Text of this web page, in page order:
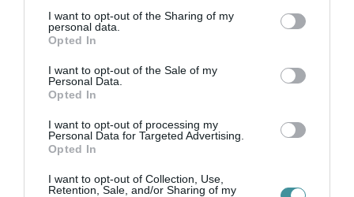
not limited to your visit or usage behaviour. You may click to
grant or deny consent to Google and its third-party tags to
use your data for below specified purposes in below Google
consent section.
I want to opt-out of the Sharing of my
personal data.
Opted In
I want to opt-out of the Sale of my
Personal Data.
Opted In
I want to opt-out of processing my
Personal Data for Targeted Advertising.
Opted In
I want to opt-out of Collection, Use,
Retention, Sale, and/or Sharing of my
szóvivője június 2-án közölte, hogy a
Budapesti XIV. és XVI. Kerületi Ügyészség
MPB elnökét érintő feljelentések alapján,
hűtlen kezelés és csalás gyanúja miatt.
Másnap az ORFK azt közölte, hogy a
Készenléti Rendőrség Nemzeti Nyomozó Iroda
hatáskörébe utalta az ügyet. A hatóság az